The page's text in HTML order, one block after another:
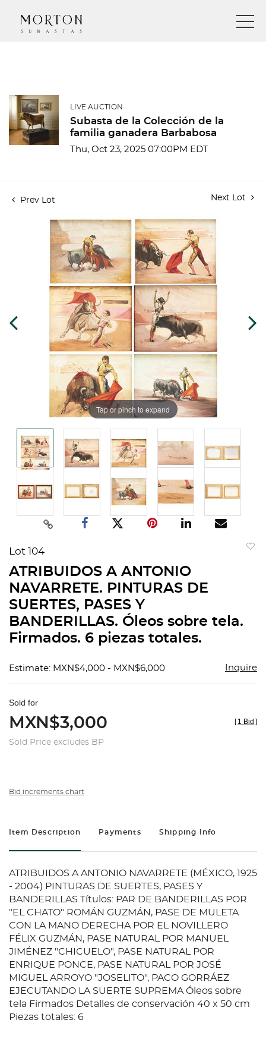
LIVE AUCTION
Subasta de la Colección de la
familia ganadera Barbabosa
Thu, Oct 23, 2025 07:00PM EDT
Prev Lot Next Lot
Tap or pinch to expand
Lot 104
ATRIBUIDOS A ANTONIO
NAVARRETE. PINTURAS DE
SUERTES, PASES Y
BANDERILLAS. Óleos sobre tela.
Firmados. 6 piezas totales.
Estimate: MXN$4,000 - MXN$6,000 Inquire
Sold for
MXN$3,000
Sold Price excludes BP
[ 1 Bid ]
Bid increments chart
Item Description Payments Shipping Info
ATRIBUIDOS A ANTONIO NAVARRETE (MÉXICO, 1925
- 2004) PINTURAS DE SUERTES, PASES Y
BANDERILLAS Títulos: PAR DE BANDERILLAS POR
"EL CHATO" ROMÁN GUZMÁN, PASE DE MULETA
CON LA MANO DERECHA POR EL NOVILLERO
FÉLIX GUZMÁN, PASE NATURAL POR MANUEL
JIMÉNEZ "CHICUELO", PASE NATURAL POR
ENRIQUE PONCE, PASE NATURAL POR JOSÉ
MIGUEL ARROYO "JOSELITO", PACO GORRÁEZ
EJECUTANDO LA SUERTE SUPREMA Óleos sobre
tela Firmados Detalles de conservación 40 x 50 cm
Piezas totales: 6